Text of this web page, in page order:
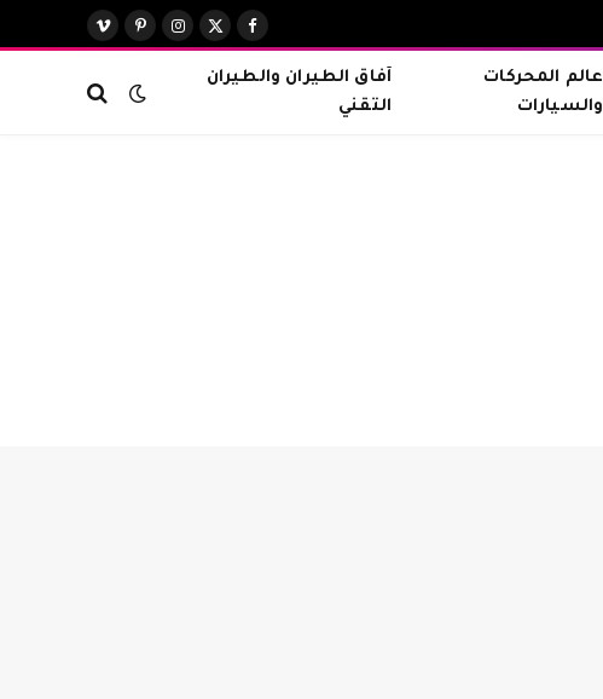
فيسبوك
X
الانستغرامبينتيريست
فيميو
عالم المحركات
والسيارات
آفاق الطيران والطيران
التقني